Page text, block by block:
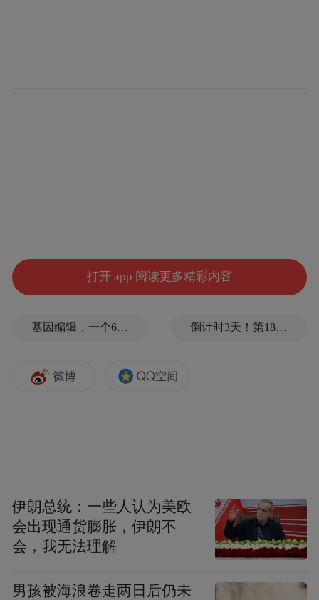
牌。
双方将共建以“闻一多纪念馆”为主体的综合
文史馆，做好文物保护利用传承，让文物故
同时，共建教育合作共同体，创新推进教育
频)为凤凰网旗下自媒体平台“大风号”用户上传并发
布，本平台仅提供信息存储空间服务。
Notice: The content above (including the videos,
pictures and audios if any) is uploaded and posted
by the user of Dafeng Hao, which is a social media
space services.”
打开 app 阅读更多精彩内容
基因编辑，一个6岁女孩之死 倒计时3天！第18届影响世界华人盛典即将启幕
伊朗总统：一些人认为美欧
会出现通货膨胀，伊朗不
会，我无法理解
男孩被海浪卷走两日后仍未